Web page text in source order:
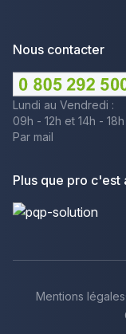
Nous contacter
Lundi au Vendredi :
09h - 12h et 14h - 18h
Par mail
Plus que pro c'est
Mentions légales